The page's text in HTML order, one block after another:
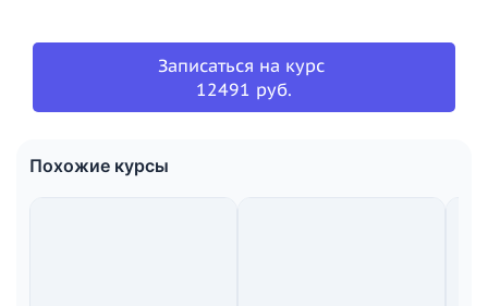
Записаться на курс
12491 руб.
Похожие курсы